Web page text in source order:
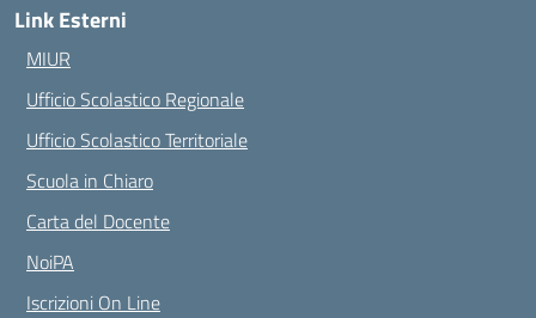
Link Esterni
MIUR
Ufficio Scolastico Regionale
Ufficio Scolastico Territoriale
Scuola in Chiaro
Carta del Docente
NoiPA
Iscrizioni On Line